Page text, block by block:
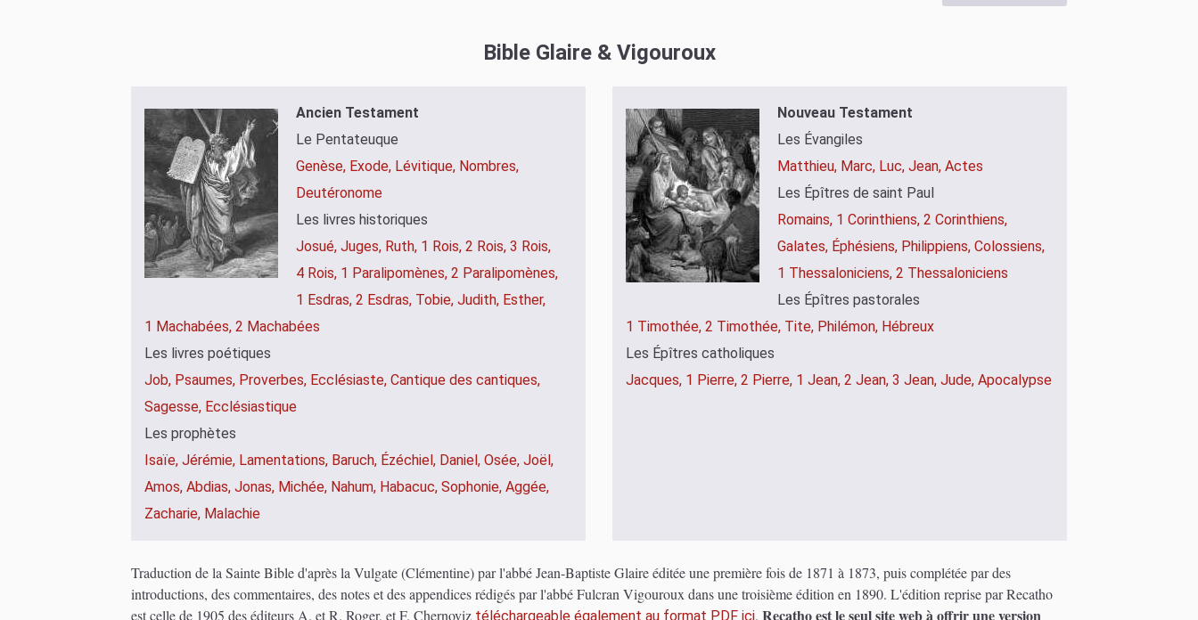
Bible Glaire & Vigouroux
Ancien Testament
Le Pentateuque
Genèse, Exode, Lévitique, Nombres,
Deutéronome
Les livres historiques
Josué, Juges, Ruth, 1 Rois, 2 Rois, 3 Rois,
4 Rois, 1 Paralipomènes, 2 Paralipomènes,
1 Esdras, 2 Esdras, Tobie, Judith, Esther,
1 Machabées, 2 Machabées
Les livres poétiques
Job, Psaumes, Proverbes, Ecclésiaste, Cantique des cantiques,
Sagesse, Ecclésiastique
Les prophètes
Isaïe, Jérémie, Lamentations, Baruch, Ézéchiel, Daniel, Osée, Joël,
Amos, Abdias, Jonas, Michée, Nahum, Habacuc, Sophonie, Aggée,
Zacharie, Malachie
Nouveau Testament
Les Évangiles
Matthieu, Marc, Luc, Jean, Actes
Les Épîtres de saint Paul
Romains, 1 Corinthiens, 2 Corinthiens,
Galates, Éphésiens, Philippiens, Colossiens,
1 Thessaloniciens, 2 Thessaloniciens
Les Épîtres pastorales
1 Timothée, 2 Timothée, Tite, Philémon, Hébreux
Les Épîtres catholiques
Jacques, 1 Pierre, 2 Pierre, 1 Jean, 2 Jean, 3 Jean, Jude, Apocalypse
Traduction de la Sainte Bible d'après la Vulgate (Clémentine) par l'abbé Jean-Baptiste Glaire éditée une première fois de 1871 à 1873, puis complétée par des
introductions, des commentaires, des notes et des appendices rédigés par l'abbé Fulcran Vigouroux dans une troisième édition en 1890. L'édition reprise par Recatho
est celle de 1905 des éditeurs A. et R. Roger, et F. Chernoviz téléchargeable également au format PDF ici. Recatho est le seul site web à offrir une version